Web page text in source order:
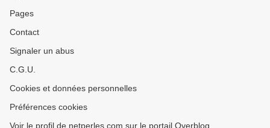
Pages
Contact
Signaler un abus
C.G.U.
Cookies et données personnelles
Préférences cookies
Voir le profil de netperles.com sur le portail Overblog